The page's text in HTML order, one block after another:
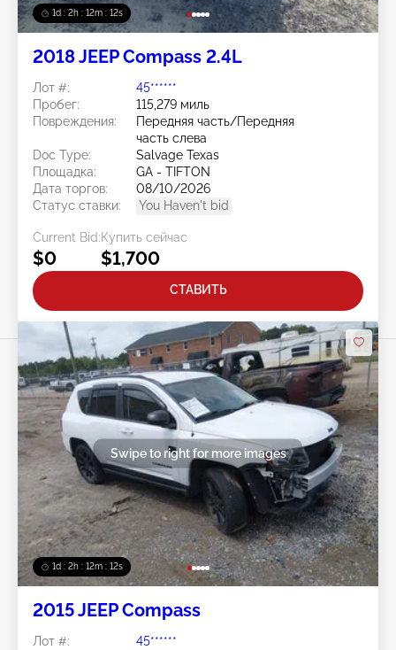
1d : 2h : 12m : 10s
2018 JEEP Compass 2.4L
Лот #:
45******
Пробег:
115,279 миль
Повреждения:
Передняя часть/Передняя
часть слева
Doc Type:
Salvage Texas
Площадка:
GA - TIFTON
Дата торгов:
08/10/2026
Статус ставки:
You Haven't bid
Current Bid:
$0
Купить сейчас
$1,700
СТАВИТЬ
1d : 2h : 12m : 10s
Swipe to right for more images
2015 JEEP Compass
Лот #:
45******